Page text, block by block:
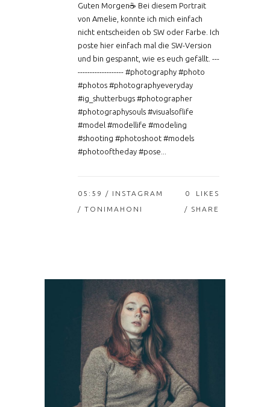
Guten Morgen☕ Bei diesem Portrait
von Amelie, konnte ich mich einfach
nicht entscheiden ob SW oder Farbe. Ich
poste hier einfach mal die SW-Version
und bin gespannt, wie es euch gefällt. ---
------------------- #photography #photo
#photos #photographyeveryday
#ig_shutterbugs #photographer
#photographysouls #visualsoflife
#model #modellife #modeling
#shooting #photoshoot #models
#photooftheday #pose...
05:59 / INSTAGRAM
/ TONIMAHONI
0
LIKES
SHARE